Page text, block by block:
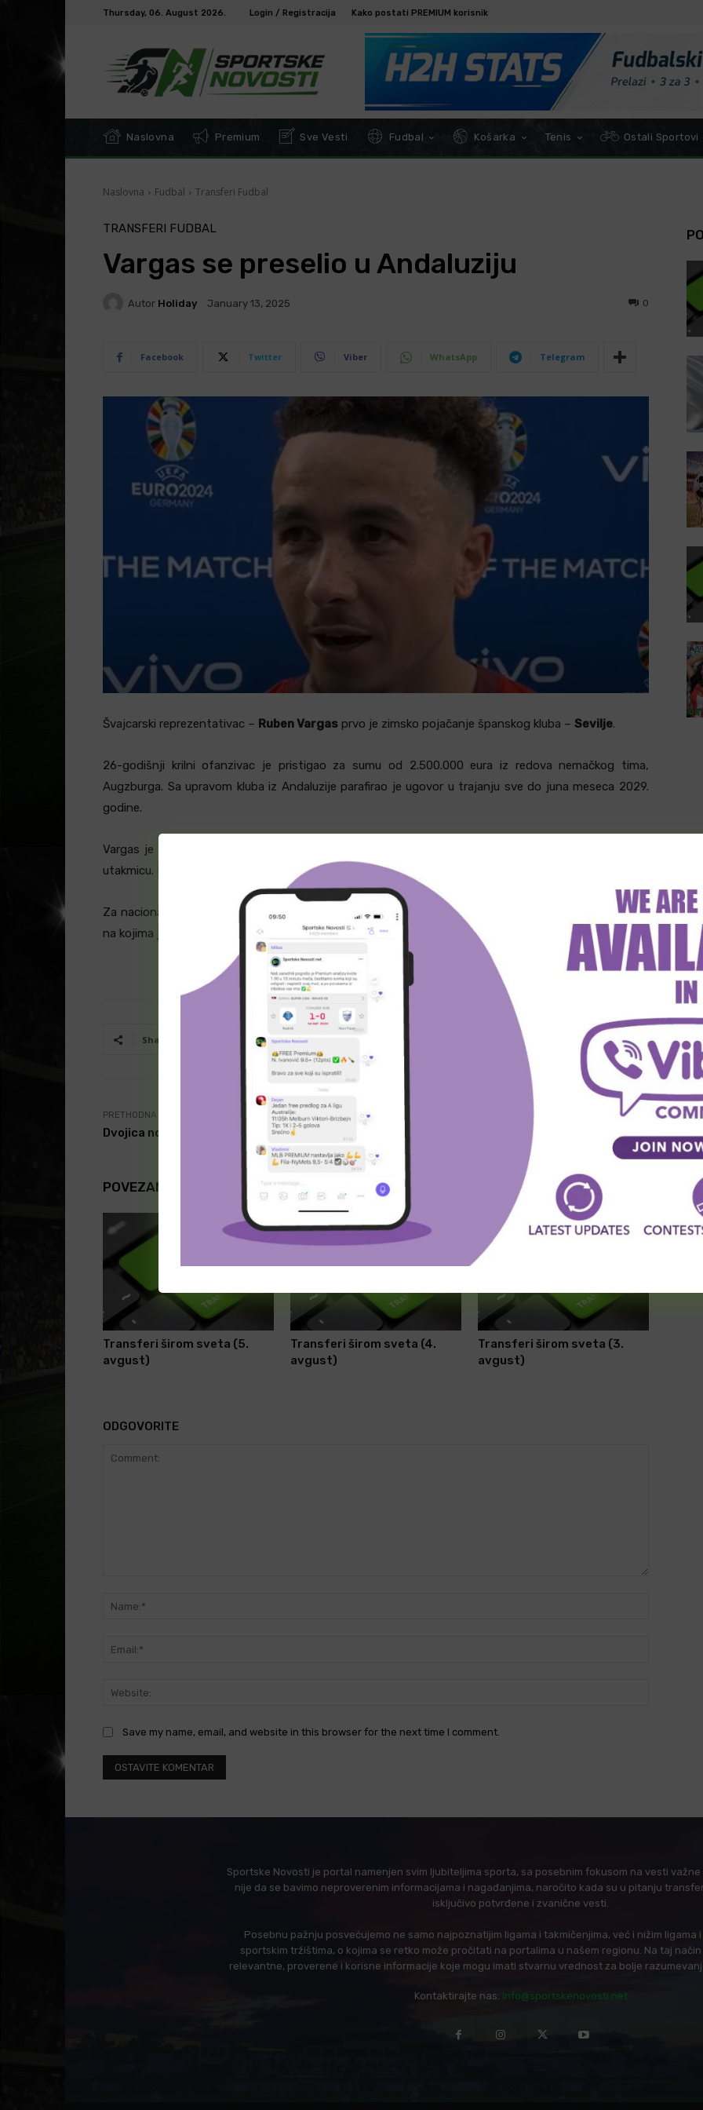
Thursday, 06. August 2026. Login / Registracija Kako postati PREMIUM korisnik
Naslovna Premium Sve Vesti Fudbal Košarka Tenis Ostali Sportovi
Naslovna Fudbal Transferi Fudbal
TRANSFERI FUDBAL
Vargas se preselio u Andaluziju
Autor Holiday January 13, 2025 0
Facebook Twitter Viber WhatsApp Telegram
Švajcarski reprezentativac – Ruben Vargasprvo je zimsko pojačanje španskog kluba – Sevilje.
26-godišnji krilni ofanzivac je pristigao za sumu od 2.500.000 eura iz redova nemačkog tima,
Augzburga. Sa upravom kluba iz Andaluzije parafirao je ugovor u trajanju sve do juna meseca 2029.
godine.
Vargas je tako nakon pet i po godina napustio spomenuti Augzburg za koji je ukupno odigrao 161.
utakmicu. Predhodno, seniorsku karijeru je započeo u dresu Lucerna.
Za nacionalnu selekciju Švajcarske debitovao je tokom 2019. godine i do sada je sakupio 50 nastupa
na kojima je postigao i osam pogodaka.
Share Facebook
PRETHODNA VEST
Dvojica novajlija u redovima “Napolitanaca”
SLEDEĆA VEST
Transferi širom sveta – (prvi deo)
POVEZANI ČLANCI
Transferi širom sveta (5.
avgust)
Transferi širom sveta (4.
avgust)
Transferi širom sveta (3.
avgust)
ODGOVORITE
Save my name, email, and website in this browser for the next time I comment.
Sportske Novosti je portal namenjen svim ljubiteljima sporta, sa posebnim fokusom na vesti
nije da se bavimo neproverenim informacijama i nagađanjima, naročito kada su u pitanju
isključivo potvrđene i zvanične vesti.
Posebnu pažnju posvećujemo ne samo najpoznatijim ligama i takmičenjima, već i nižim ligama
sportskim tržištima, o kojima se retko može pročitati na portalima u našem regionu. Na taj
relevantne, proverene i korisne informacije koje mogu imati stvarnu vrednost za bolje
Kontaktirajte nas: info@sportskenovosti.net